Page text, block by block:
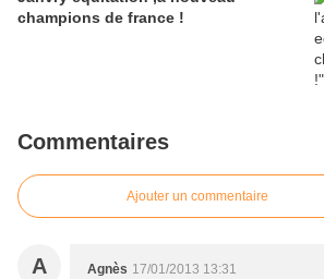
champions de france !
Commentaires
Ajouter un commentaire
A Agnès 17/01/2013 13:31